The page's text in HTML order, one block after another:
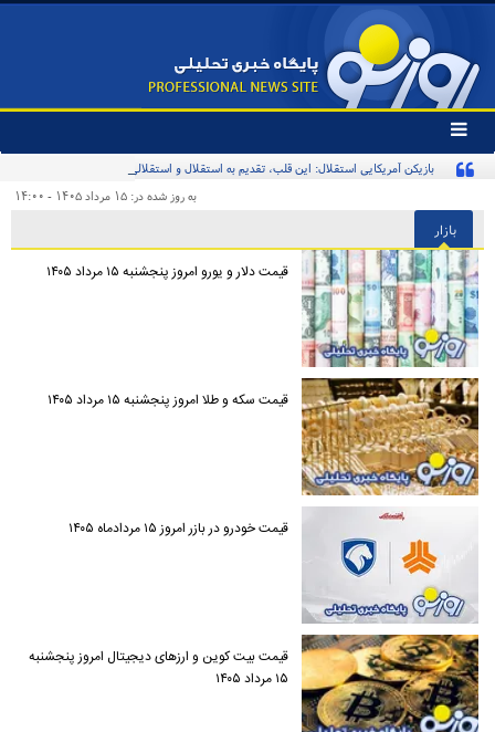
تغییر
وضعیت
منوی
ها
بازیکن آمریکایی استقلال: این قلب، تقدیم به استقلال و استقلالی‌ها/ تیم‌ملی ایران پیشنهاد
به روز شده در: ۱۵ مرداد ۱۴۰۵ - ۱۴:۰۰
بازار
قیمت دلار و یورو امروز پنجشنبه ۱۵ مرداد ۱۴۰۵
قیمت سکه و طلا امروز پنجشنبه ۱۵ مرداد ۱۴۰۵
قیمت خودرو در بازر امروز ۱۵ مردادماه ۱۴۰۵
قیمت بیت کوین و ارز‌های دیجیتال امروز پنجشنبه
۱۵ مرداد ۱۴۰۵